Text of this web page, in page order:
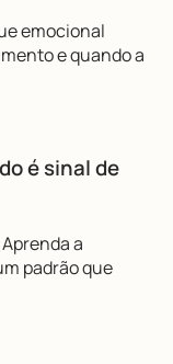
emocional
e quando a
é sinal de
a
padrão que